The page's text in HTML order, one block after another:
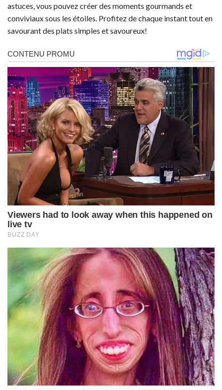
astuces, vous pouvez créer des moments gourmands et
conviviaux sous les étoiles. Profitez de chaque instant tout en
savourant des plats simples et savoureux!